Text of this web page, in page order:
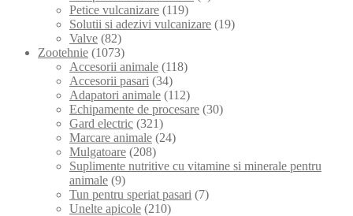
Petice vulcanizare (119)
Solutii si adezivi vulcanizare (19)
Valve (82)
Zootehnie (1073)
Accesorii animale (118)
Accesorii pasari (34)
Adapatori animale (112)
Echipamente de procesare (30)
Gard electric (321)
Marcare animale (24)
Mulgatoare (208)
Suplimente nutritive cu vitamine si minerale pentru
animale (9)
Tun pentru speriat pasari (7)
Unelte apicole (210)